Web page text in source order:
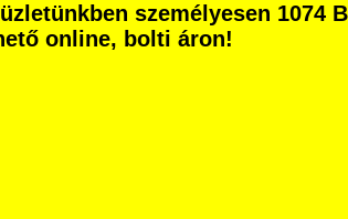
személyesen 1074
online, bolti áron!